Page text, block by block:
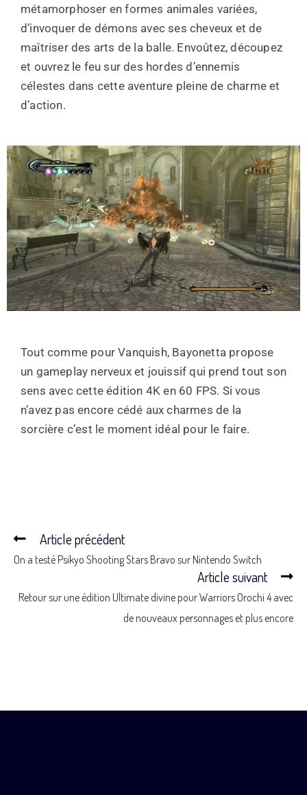
métamorphoser en formes animales variées,
d’invoquer de démons avec ses cheveux et de
maîtriser des arts de la balle. Envoûtez, découpez
et ouvrez le feu sur des hordes d’ennemis
célestes dans cette aventure pleine de charme et
d’action.
Tout comme pour Vanquish, Bayonetta propose
un gameplay nerveux et jouissif qui prend tout son
sens avec cette édition 4K en 60 FPS. Si vous
n’avez pas encore cédé aux charmes de la
sorcière c’est le moment idéal pour le faire.
Article précédent
On a testé Psikyo Shooting Stars Bravo sur Nintendo Switch
Article suivant
Retour sur une édition Ultimate divine pour Warriors Orochi 4 avec
de nouveaux personnages et plus encore